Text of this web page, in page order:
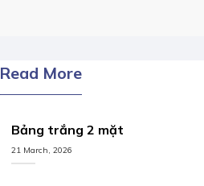
Read More
Bảng trắng 2 mặt
21 March, 2026